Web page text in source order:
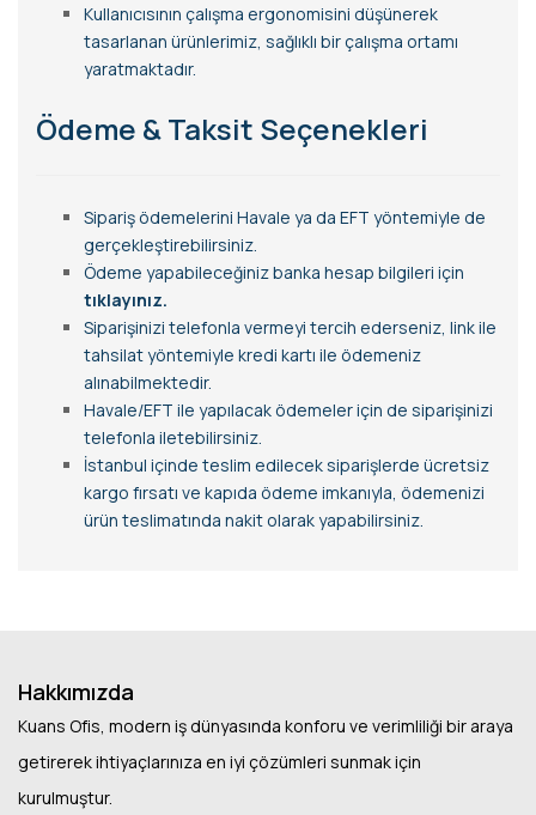
Kullanıcısının çalışma ergonomisini düşünerek
tasarlanan ürünlerimiz, sağlıklı bir çalışma ortamı
yaratmaktadır.
Ödeme & Taksit Seçenekleri
Sipariş ödemelerini Havale ya da EFT yöntemiyle de
gerçekleştirebilirsiniz.
Ödeme yapabileceğiniz banka hesap bilgileri için
tıklayınız.
Siparişinizi telefonla vermeyi tercih ederseniz, link ile
tahsilat yöntemiyle kredi kartı ile ödemeniz
alınabilmektedir.
Havale/EFT ile yapılacak ödemeler için de siparişinizi
telefonla iletebilirsiniz.
İstanbul içinde teslim edilecek siparişlerde ücretsiz
kargo fırsatı ve kapıda ödeme imkanıyla, ödemenizi
ürün teslimatında nakit olarak yapabilirsiniz.
Hakkımızda
Kuans Ofis, modern iş dünyasında konforu ve verimliliği bir araya
getirerek ihtiyaçlarınıza en iyi çözümleri sunmak için
kurulmuştur.